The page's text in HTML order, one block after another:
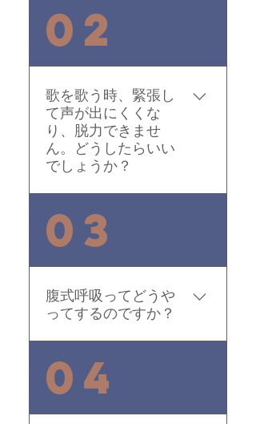
歌と年と性別を聴かない
と分からないんですが、
毎日しっかりブレス(腹式
呼吸)と発声をやり、声帯
の筋肉を作る事。まず
は、自声で下から上まで
同じボリュームでバラン
ス良く、力まずに出す
に。
02
歌を歌う時、緊張し
て声が出にくくな
り、脱力できませ
ん。どうしたらいい
でしょうか？
覚えてください。 何で脱
力をしなければならない
のかを知らなければなり
ません。無理して大きな
声で高音を出したりして
ませんか？パニクっては
いませんか？自分を見失
ってはいませんか？そう
です。精神的な問題で
03
腹式呼吸ってどうや
ってするのですか？
せてください。 男子だ
と、寝てるときの呼吸が
腹式呼吸です。立ってる
04